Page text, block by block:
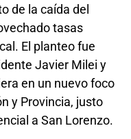
de la caída del
tasas
El planteo fue
Javier Milei y
en un nuevo foco
y Provincia, justo
a San Lorenzo.